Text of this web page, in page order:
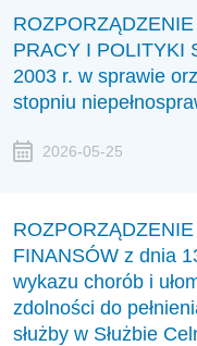
PRACY I POLITYKI
2003 r. w sprawie
stopniu
2026-05-25
FINANSÓW z dnia
wykazu chorób i
zdolności do
służby w Służbie